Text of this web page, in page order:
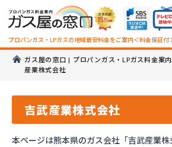
プロパンガス・LPガスの地域最安料金をご案内＜料金保証付
ガス屋の窓口 | プロパンガス・LPガス料金案内
産業株式会社
吉武産業株式会社
本ページは熊本県のガス会社「吉武産業